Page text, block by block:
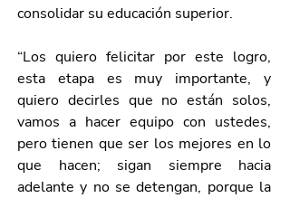
consolidar su educación superior.
“Los quiero felicitar por este logro,
esta etapa es muy importante, y
quiero decirles que no están solos,
vamos a hacer equipo con ustedes,
pero tienen que ser los mejores en lo
que hacen; sigan siempre hacia
adelante y no se detengan, porque la